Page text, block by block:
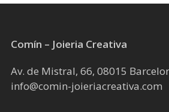
Comín – Joieria Creativa
Av. de Mistral, 66, 08015
info@comin-joieriacreativa.com